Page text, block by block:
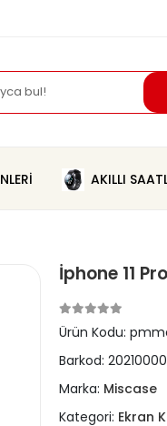
AKILLI
İphone 11
Ürün Kodu:
Barkod:
Marka: Miscase
Kategori: Ekran